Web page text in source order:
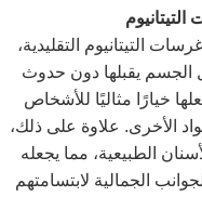
التيتانيوم التقليدية،
الجسم يقبلها دون حدوث
خيارًا مثاليًا للأشخاص
الأخرى. علاوة على ذلك،
الطبيعية، مما يجعله